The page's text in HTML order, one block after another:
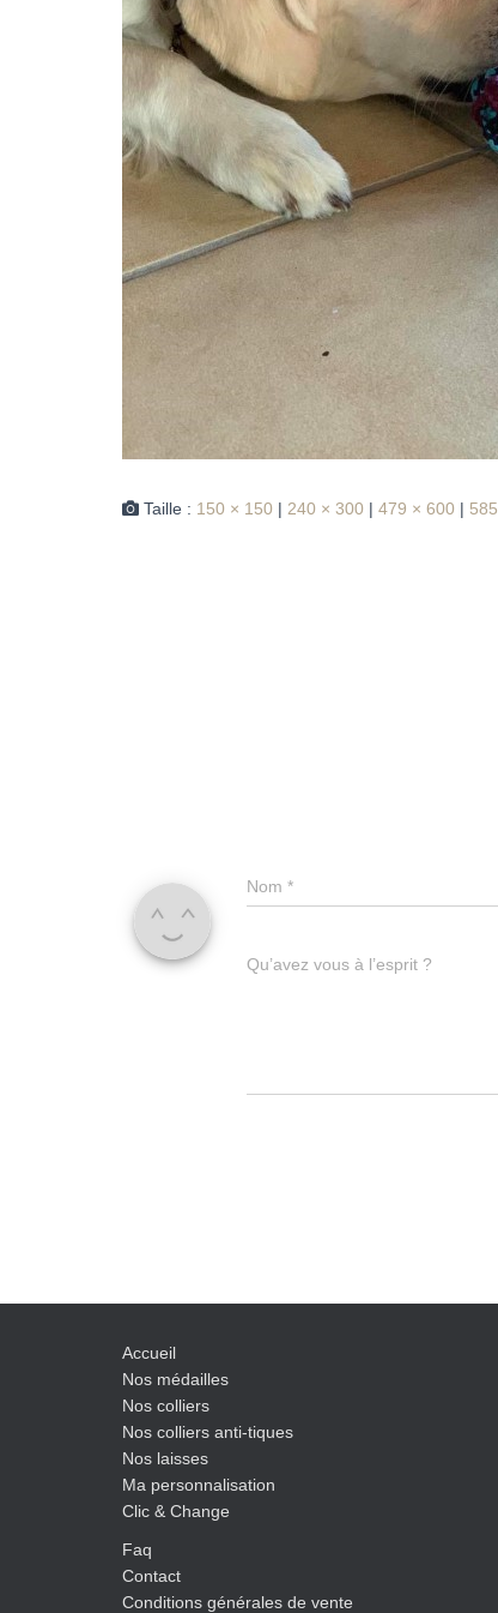
Taille : 150 × 150 | 240 × 300 | 479 × 600 |
Nom *
Qu’avez vous à l’esprit ?
Accueil
Nos médailles
Nos colliers
Nos colliers anti-tiques
Nos laisses
Ma personnalisation
Clic & Change
Faq
Contact
Conditions générales de vente